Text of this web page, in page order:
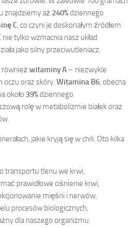
znajdziemy aż 240%dziennego
C, co czyni je doskonałym źródłem
nie tylko wzmacnia nasz układ
jako silny przeciwutleniacz.
również witaminy A – niezwykle
oczu oraz skóry. Witamina B6, obecna
około 39%dziennego
rolę w metabolizmie białek oraz
jakie kryją się w chili. Oto kilka
transportu tlenu we krwi,
prawidłowe ciśnienie krwi,
mięśni i nerwów,
procesów biologicznych,
dla naszego organizmu.